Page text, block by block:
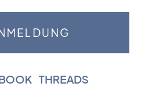
THREADS